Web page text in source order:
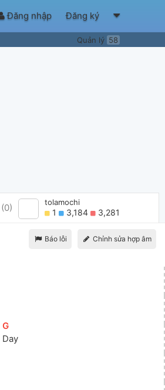
Đăng nhập Đăng ký
Quản lý 58
(0)
tolamochi
1 3,184 3,281
Báo lỗi Chỉnh sửa hợp âm
[
G
Day